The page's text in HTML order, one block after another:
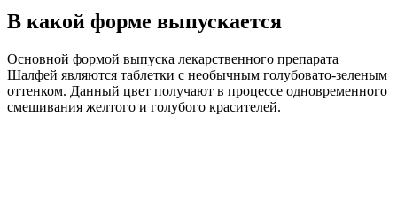
В какой форме выпускается
Основной формой выпуска лекарственного препарата
Шалфей являются таблетки с необычным голубовато-зеленым
оттенком. Данный цвет получают в процессе одновременного
смешивания желтого и голубого красителей.